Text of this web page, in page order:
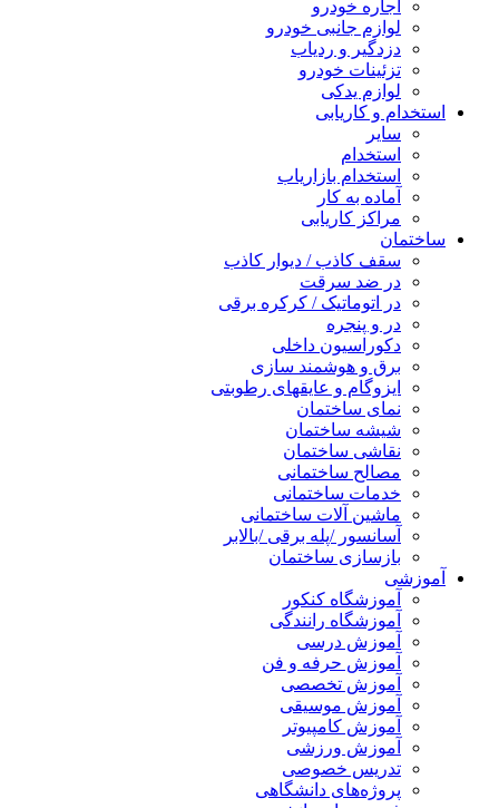
اجاره خودرو
لوازم جانبی خودرو
دزدگیر و ردیاب
تزئینات خودرو
لوازم یدکی
استخدام و کاریابی
سایر
استخدام
استخدام بازاریاب
آماده به کار
مراکز کاریابی
ساختمان
سقف کاذب / دیوار کاذب
در ضد سرقت
در اتوماتیک / کرکره برقی
در و پنجره
دکوراسیون داخلی
برق و هوشمند سازی
ایزوگام و عایقهای رطوبتی
نمای ساختمان
شیشه ساختمان
نقاشی ساختمان
مصالح ساختمانی
خدمات ساختمانی
ماشین آلات ساختمانی
آسانسور /پله برقی /بالابر
بازسازی ساختمان
آموزشی
آموزشگاه کنکور
آموزشگاه رانندگی
آموزش درسی
آموزش حرفه و فن
آموزش تخصصی
آموزش موسیقی
آموزش کامپیوتر
آموزش ورزشی
تدریس خصوصی
پروژه‌های دانشگاهی